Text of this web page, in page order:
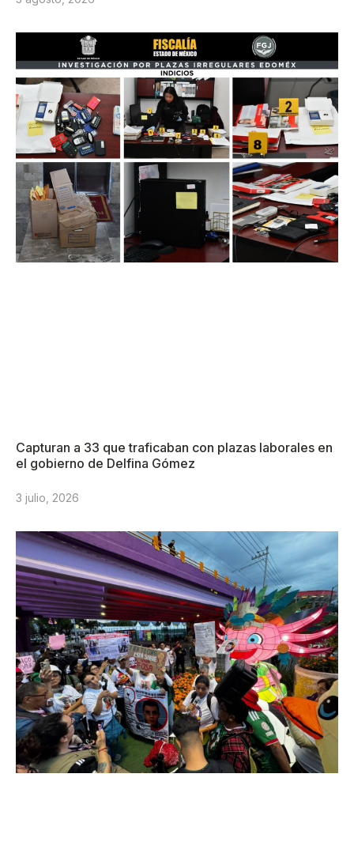
Capturan a 33 que traficaban con plazas laborales en
el gobierno de Delfina Gómez
3 julio, 2026